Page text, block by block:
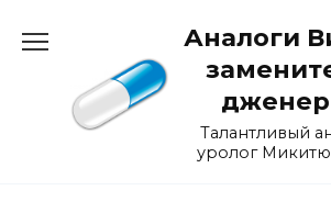
Аналоги
Талантливый
уролог